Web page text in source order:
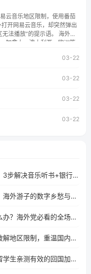
遇到这个问题的
即可解决「海外用户收听腾
无论人在香港、澳门、台
欧洲等国家和地区工作、留
因地区和版权限制所困扰。
云音乐地区限制，使用番茄
放”的提示语。 海外用
加拿大、澳大利亚、欧洲等
大陆地区播放。 遇到这
」的问题，无论人在香港、
用，不再因地区和版权限制
03-22
03-22
03-22
03-22
网易云海外能用吗？留学生亲测：3步解决音乐听书+银行视频地区限制
在菲律宾用探探地区限制怎么办？海外游子的数字乡愁与破局之道
在缅甸用海通证券有地区限制怎么办？海外党必看的全场景回国加速指南
海外追剧党的福音：如何用咪咕破解地区限制，重温国内精彩
海外看爱奇艺地区限制怎么办？留学生亲测有效的回国加速器选择指南